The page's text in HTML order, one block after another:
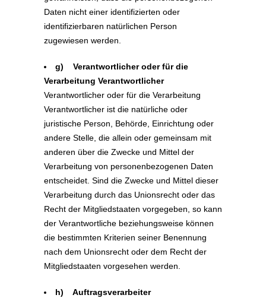
Daten nicht einer identifizierten oder
identifizierbaren natürlichen Person
zugewiesen werden.
g) Verantwortlicher oder für die
Verarbeitung Verantwortlicher
Verantwortlicher oder für die Verarbeitung
Verantwortlicher ist die natürliche oder
juristische Person, Behörde, Einrichtung oder
andere Stelle, die allein oder gemeinsam mit
anderen über die Zwecke und Mittel der
Verarbeitung von personenbezogenen Daten
entscheidet. Sind die Zwecke und Mittel dieser
Verarbeitung durch das Unionsrecht oder das
Recht der Mitgliedstaaten vorgegeben, so kann
der Verantwortliche beziehungsweise können
die bestimmten Kriterien seiner Benennung
nach dem Unionsrecht oder dem Recht der
Mitgliedstaaten vorgesehen werden.
h) Auftragsverarbeiter